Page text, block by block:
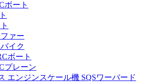
ボート
ァー
イク
ボート
プレーン
エンジンスケール機 SQSワーバード